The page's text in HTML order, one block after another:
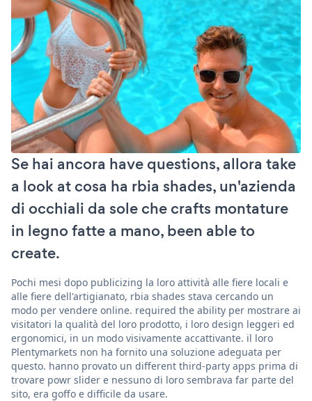
Se hai ancora have questions, allora take
a look at cosa ha rbia shades, un'azienda
di occhiali da sole che crafts montature
in legno fatte a mano, been able to
create.
Pochi mesi dopo publicizing la loro attività alle fiere locali e
alle fiere dell'artigianato, rbia shades stava cercando un
modo per vendere online. required the ability per mostrare ai
visitatori la qualità del loro prodotto, i loro design leggeri ed
ergonomici, in un modo visivamente accattivante. il loro
Plentymarkets non ha fornito una soluzione adeguata per
questo. hanno provato un different third-party apps prima di
trovare powr slider e nessuno di loro sembrava far parte del
sito, era goffo e difficile da usare.